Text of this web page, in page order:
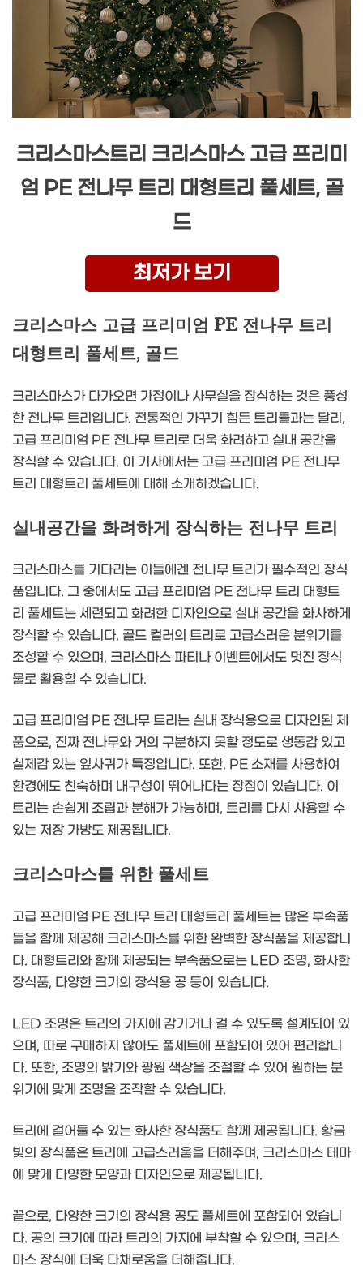
크리스마스트리 크리스마스 고급 프리미
엄 PE 전나무 트리 대형트리 풀세트, 골
드
최저가 보기
크리스마스 고급 프리미엄 PE 전나무 트리
대형트리 풀세트, 골드
크리스마스가 다가오면 가정이나 사무실을 장식하는 것은 풍성
한 전나무 트리입니다. 전통적인 가꾸기 힘든 트리들과는 달리,
고급 프리미엄 PE 전나무 트리로 더욱 화려하고 실내 공간을
장식할 수 있습니다. 이 기사에서는 고급 프리미엄 PE 전나무
트리 대형트리 풀세트에 대해 소개하겠습니다.
실내공간을 화려하게 장식하는 전나무 트리
크리스마스를 기다리는 이들에겐 전나무 트리가 필수적인 장식
품입니다. 그 중에서도 고급 프리미엄 PE 전나무 트리 대형트
리 풀세트는 세련되고 화려한 디자인으로 실내 공간을 화사하게
장식할 수 있습니다. 골드 컬러의 트리로 고급스러운 분위기를
조성할 수 있으며, 크리스마스 파티나 이벤트에서도 멋진 장식
물로 활용할 수 있습니다.
고급 프리미엄 PE 전나무 트리는 실내 장식용으로 디자인된 제
품으로, 진짜 전나무와 거의 구분하지 못할 정도로 생동감 있고
실제감 있는 잎사귀가 특징입니다. 또한, PE 소재를 사용하여
환경에도 친숙하며 내구성이 뛰어나다는 장점이 있습니다. 이
트리는 손쉽게 조립과 분해가 가능하며, 트리를 다시 사용할 수
있는 저장 가방도 제공됩니다.
크리스마스를 위한 풀세트
고급 프리미엄 PE 전나무 트리 대형트리 풀세트는 많은 부속품
들을 함께 제공해 크리스마스를 위한 완벽한 장식품을 제공합니
다. 대형트리와 함께 제공되는 부속품으로는 LED 조명, 화사한
장식품, 다양한 크기의 장식용 공 등이 있습니다.
LED 조명은 트리의 가지에 감기거나 걸 수 있도록 설계되어 있
으며, 따로 구매하지 않아도 풀세트에 포함되어 있어 편리합니
다. 또한, 조명의 밝기와 광원 색상을 조절할 수 있어 원하는 분
위기에 맞게 조명을 조작할 수 있습니다.
트리에 걸어둘 수 있는 화사한 장식품도 함께 제공됩니다. 황금
빛의 장식품은 트리에 고급스러움을 더해주며, 크리스마스 테마
에 맞게 다양한 모양과 디자인으로 제공됩니다.
끝으로, 다양한 크기의 장식용 공도 풀세트에 포함되어 있습니
다. 공의 크기에 따라 트리의 가지에 부착할 수 있으며, 크리스
마스 장식에 더욱 다채로움을 더해줍니다.